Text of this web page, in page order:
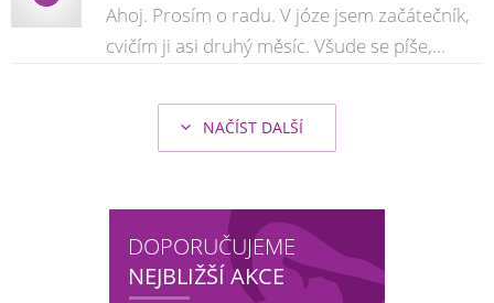
Ahoj. Prosím o radu. V józe jsem začátečník,
cvičím ji asi druhý měsíc. Všude se píše,...
NAČÍST DALŠÍ
DOPORUČUJEME
NEJBLIŽŠÍ AKCE